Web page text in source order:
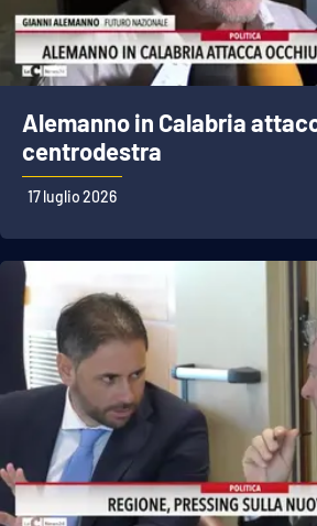
Alemanno in Calabria
centrodestra
17 luglio 2026